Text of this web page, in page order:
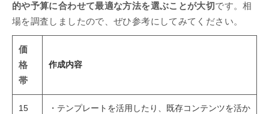
的や予算に合わせて最適な方法を選ぶことが大切です。相
場を調査しましたので、ぜひ参考にしてみてください。
価
格
帯
作成内容
15
・テンプレートを活用したり、既存コンテンツを活か